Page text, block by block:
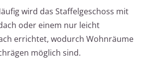
wird das Staffelgeschoss mit
oder einem nur leicht
errichtet, wodurch Wohnräume
möglich sind.